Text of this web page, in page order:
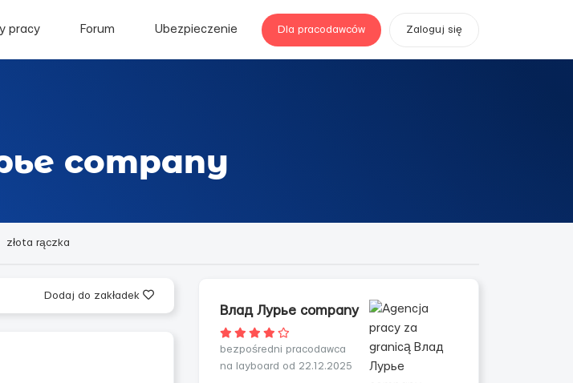
pracy Forum Ubezpieczenie Dla pracodawców Zaloguj się
company
złota rączka
Dodaj do zakładek
Влад Лурье company
bezpośredni pracodawca
na layboard od 22.12.2025